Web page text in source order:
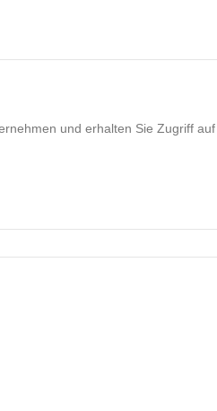
und erhalten Sie Zugriff